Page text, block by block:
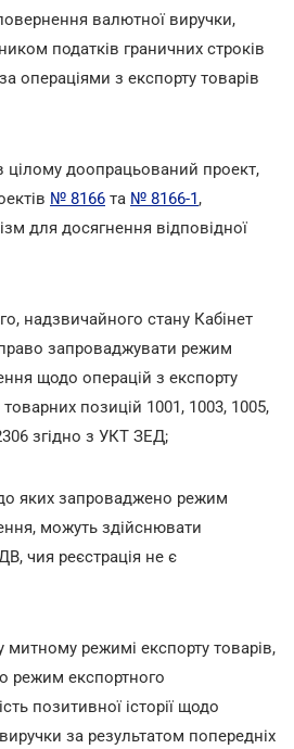
валютної виручки,
податків граничних строків
операціями з експорту товарів
цілому доопрацьований проект,
№ 8166 та № 8166-1,
для досягнення відповідної
надзвичайного стану Кабінет
право запроваджувати режим
щодо операцій з експорту
позицій 1001, 1003, 1005,
згідно з УКТ ЗЕД;
яких запроваджено режим
можуть здійснювати
чия реєстрація не є
режимі експорту товарів,
режим експортного
позитивної історії щодо
за результатом попередніх